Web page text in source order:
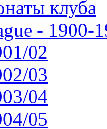
клуба
- 1900-
02
03
04
05